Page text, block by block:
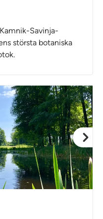
Savinja-
största botaniska